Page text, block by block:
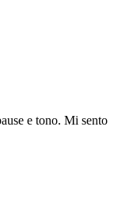
e tono. Mi sento